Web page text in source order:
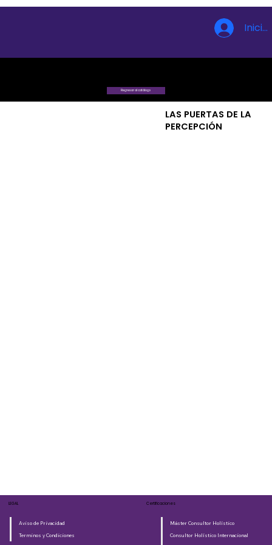
Regresar al catálogo
LAS PUERTAS DE LA
PERCEPCIÓN
Aviso de Privacidad
Terminos y Condiciones
LEGAL
Máster Consultor Holístico
Consultor Holístico Internacional
Certificaciones